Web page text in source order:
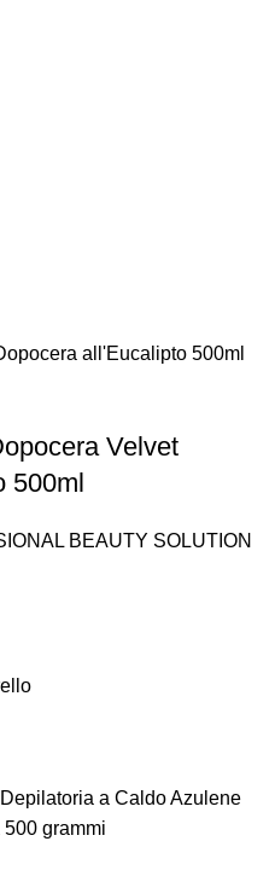
Velvet
500ml
BEAUTY SOLUTION